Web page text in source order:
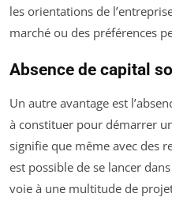
les orientations de
marché ou des préférences
Absence de capital
Un autre avantage est
à constituer pour démarrer
signifie que même avec des
est possible de se lancer
voie à une multitude de